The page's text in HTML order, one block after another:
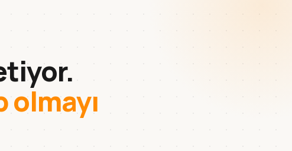
olmayı